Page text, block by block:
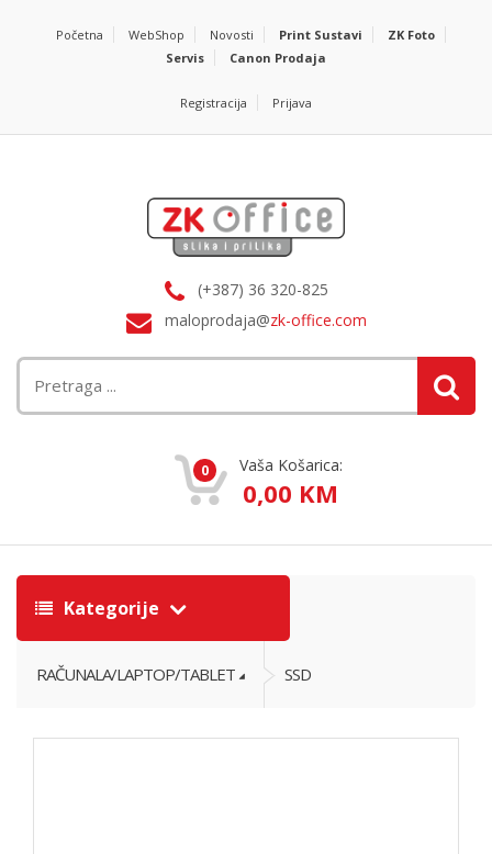
Početna WebShop Novosti Print Sustavi
ZK Foto
Servis
Canon Prodaja
Registracija Prijava
(+387) 36 320-825
maloprodaja@zk-office.com
0 Vaša Košarica:
0,00 KM
Kategorije
RAČUNALA/LAPTOP/TABLET SSD